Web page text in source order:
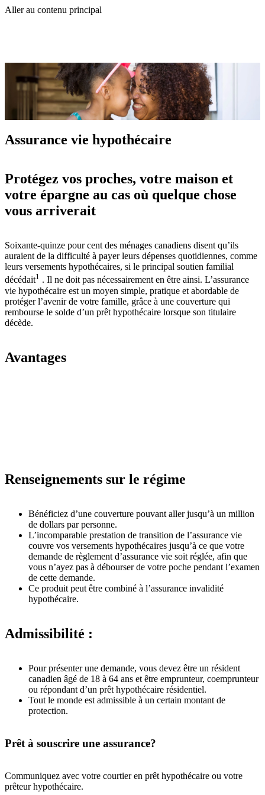
Aller au contenu principal
Assurance vie hypothécaire
Protégez vos proches, votre maison et
votre épargne au cas où quelque chose
vous arriverait
Soixante-quinze pour cent des ménages canadiens disent qu’ils
auraient de la difficulté à payer leurs dépenses quotidiennes, comme
leurs versements hypothécaires, si le principal soutien familial
décédait1 . Il ne doit pas nécessairement en être ainsi. L’assurance
vie hypothécaire est un moyen simple, pratique et abordable de
protéger l’avenir de votre famille, grâce à une couverture qui
rembourse le solde d’un prêt hypothécaire lorsque son titulaire
décède.
Avantages
Renseignements sur le régime
Bénéficiez d’une couverture pouvant aller jusqu’à un million
de dollars par personne.
L’incomparable prestation de transition de l’assurance vie
couvre vos versements hypothécaires jusqu’à ce que votre
demande de règlement d’assurance vie soit réglée, afin que
vous n’ayez pas à débourser de votre poche pendant l’examen
de cette demande.
Ce produit peut être combiné à l’assurance invalidité
hypothécaire.
Admissibilité :
Pour présenter une demande, vous devez être un résident
canadien âgé de 18 à 64 ans et être emprunteur, coemprunteur
ou répondant d’un prêt hypothécaire résidentiel.
Tout le monde est admissible à un certain montant de
protection.
Prêt à souscrire une assurance?
Communiquez avec votre courtier en prêt hypothécaire ou votre
prêteur hypothécaire.